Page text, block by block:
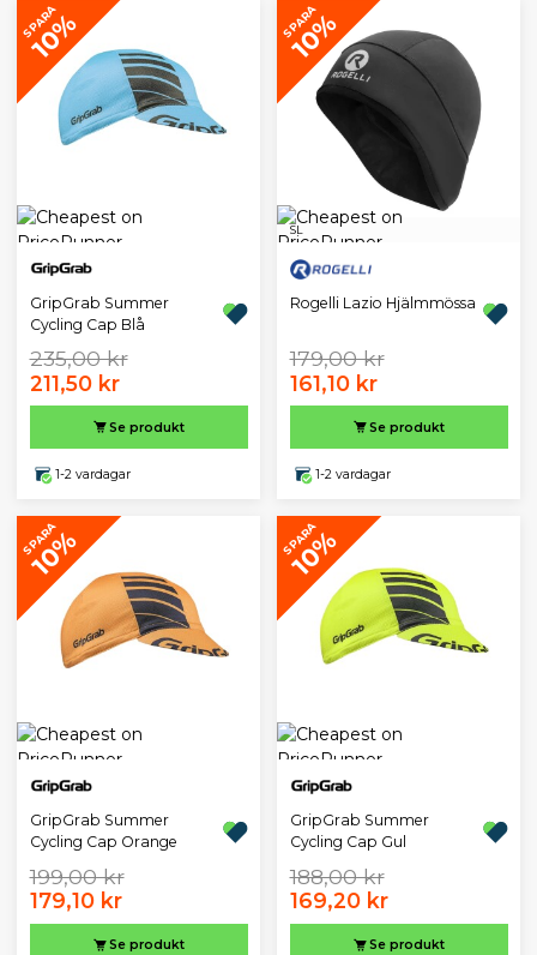
SPARA
10%
GripGrab Summer
Cycling Cap Blå
235,00 kr
211,50 kr
Se produkt
1-2 vardagar
SPARA
10%
SL
Rogelli Lazio Hjälmmössa
179,00 kr
161,10 kr
Se produkt
1-2 vardagar
SPARA
10%
GripGrab Summer
Cycling Cap Orange
199,00 kr
179,10 kr
Se produkt
SPARA
10%
GripGrab Summer
Cycling Cap Gul
188,00 kr
169,20 kr
Se produkt